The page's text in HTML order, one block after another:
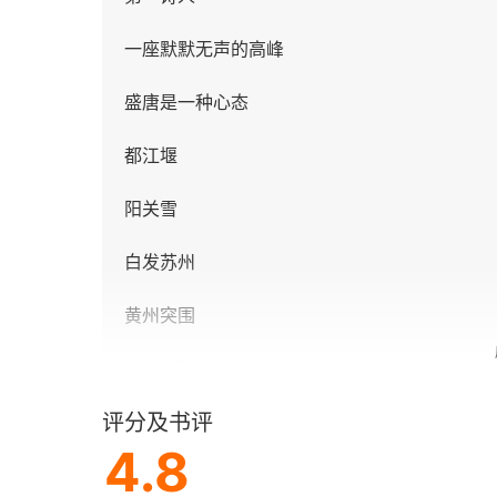
一座默默无声的高峰
盛唐是一种心态
都江堰
阳关雪
白发苏州
黄州突围
仰望云门
第二辑 慢观世界
评分及书评
4.8